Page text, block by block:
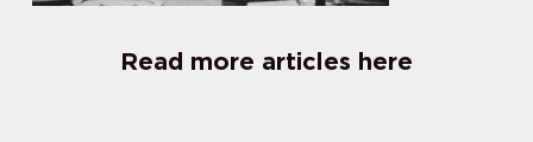
Read more articles here